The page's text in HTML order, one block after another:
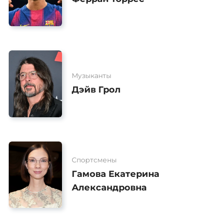
Музыканты
Дэйв Грол
Спортсмены
Гамова Екатерина
Александровна